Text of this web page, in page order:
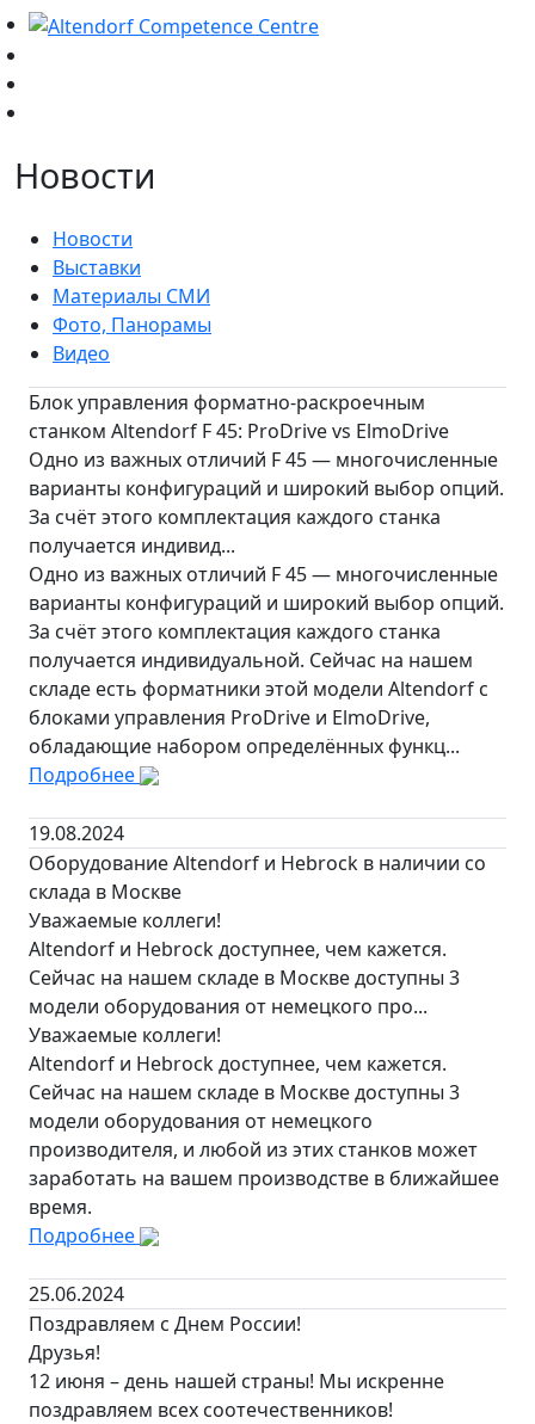
Новости
Новости
Выставки
Материалы СМИ
Фото, Панорамы
Видео
Блок управления форматно-раскроечным
станком Altendorf F 45: ProDrive vs ElmoDrive
Одно из важных отличий F 45 — многочисленные
варианты конфигураций и широкий выбор опций.
За счёт этого комплектация каждого станка
получается индивид...
Одно из важных отличий F 45 — многочисленные
варианты конфигураций и широкий выбор опций.
За счёт этого комплектация каждого станка
получается индивидуальной. Сейчас на нашем
складе есть форматники этой модели Altendorf с
блоками управления ProDrive и ElmoDrive,
обладающие набором определённых функц...
Подробнее
19.08.2024
Оборудование Altendorf и Hebrock в наличии со
склада в Москве
Уважаемые коллеги!
Altendorf и Hebrock доступнее, чем кажется.
Сейчас на нашем складе в Москве доступны 3
модели оборудования от немецкого про...
Уважаемые коллеги!
Altendorf и Hebrock доступнее, чем кажется.
Сейчас на нашем складе в Москве доступны 3
модели оборудования от немецкого
производителя, и любой из этих станков может
заработать на вашем производстве в ближайшее
время.
Подробнее
25.06.2024
Поздравляем с Днем России!
Друзья!
12 июня – день нашей страны! Мы искренне
поздравляем всех соотечественников!